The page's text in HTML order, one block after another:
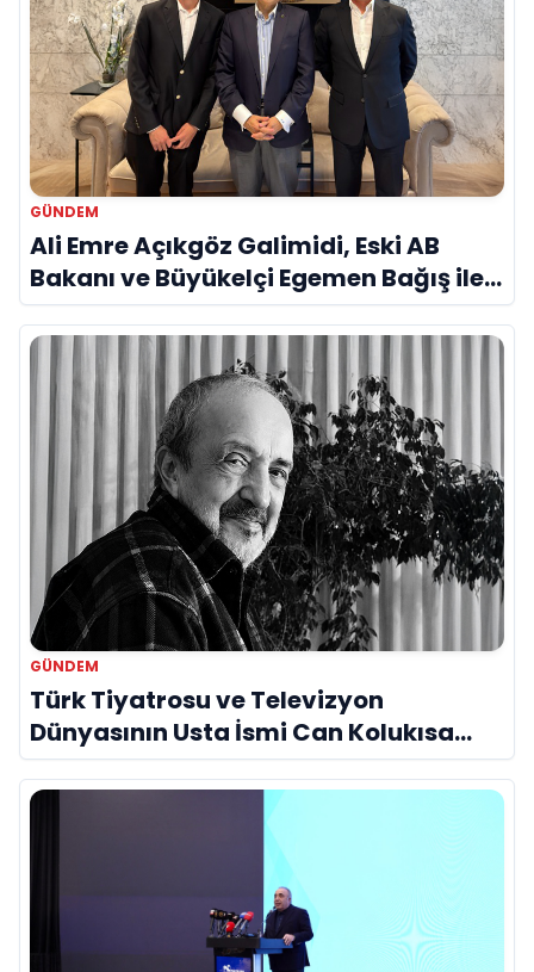
GÜNDEM
Ali Emre Açıkgöz Galimidi, Eski AB
Bakanı ve Büyükelçi Egemen Bağış ile
Bir Araya Geldi
GÜNDEM
Türk Tiyatrosu ve Televizyon
Dünyasının Usta İsmi Can Kolukısa
Hayatını Kaybetti